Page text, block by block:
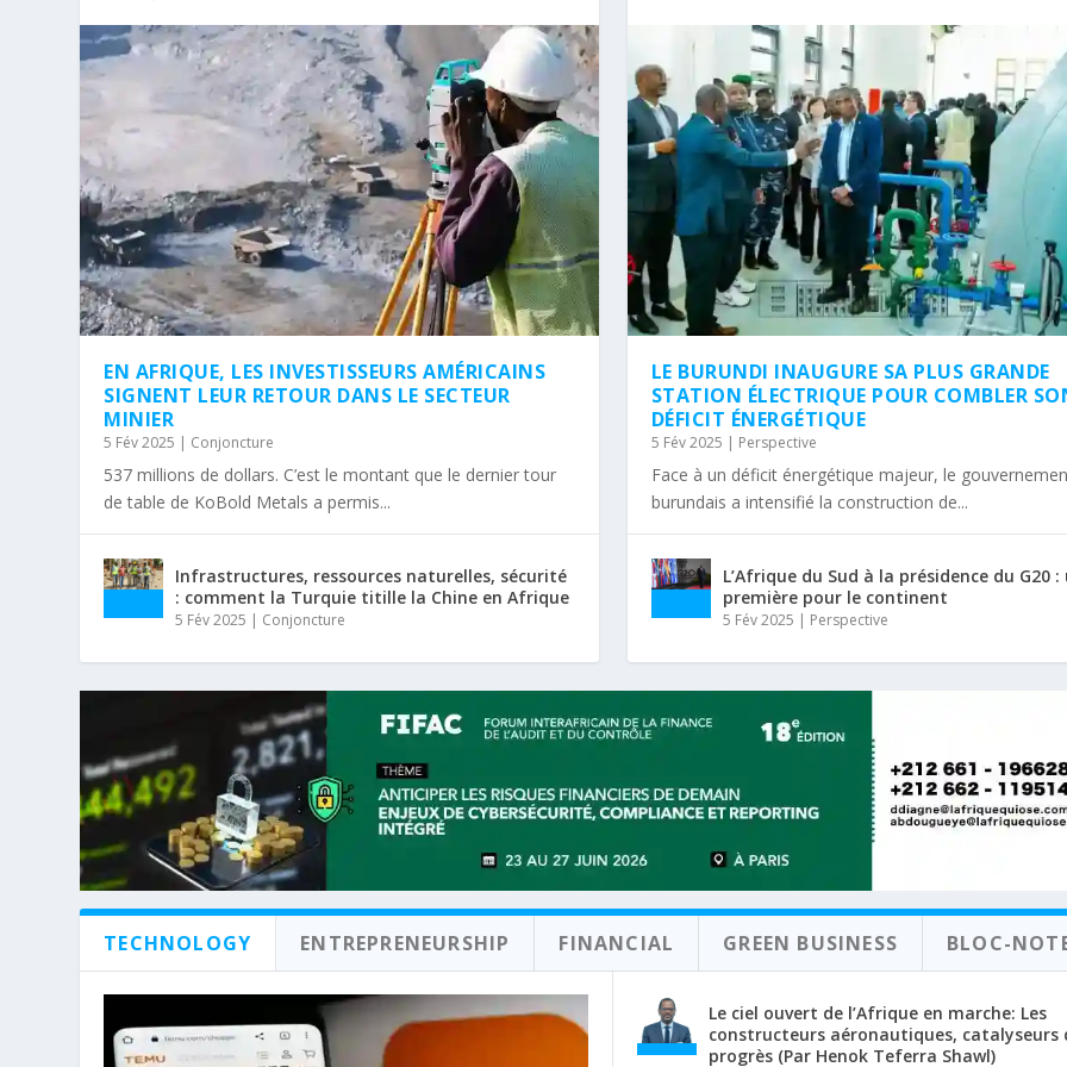
EN AFRIQUE, LES INVESTISSEURS AMÉRICAINS
SIGNENT LEUR RETOUR DANS LE SECTEUR
MINIER
5 Fév 2025 | Conjoncture
537 millions de dollars. C’est le montant que le dernier tour
de table de KoBold Metals a permis...
Infrastructures, ressources naturelles, sécurité
: comment la Turquie titille la Chine en Afrique
5 Fév 2025 | Conjoncture
LE BURUNDI INAUGURE SA PLUS GRANDE
STATION ÉLECTRIQUE POUR COMBLER
DÉFICIT ÉNERGÉTIQUE
5 Fév 2025 | Perspective
Face à un déficit énergétique majeur, le
burundais a intensifié la construction de...
L’Afrique du Sud à la présidence du G20 :
première pour le continent
5 Fév 2025 | Perspective
TECHNOLOGY ENTREPRENEURSHIP FINANCIAL GREEN BUSINESS BLOC-
Le ciel ouvert de l’Afrique en marche: Les
constructeurs aéronautiques, catalyseurs
progrès (Par Henok Teferra Shawl)